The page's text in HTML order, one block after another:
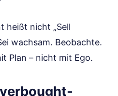
heißt nicht „Sell
wachsam. Beobachte.
Plan – nicht mit Ego.